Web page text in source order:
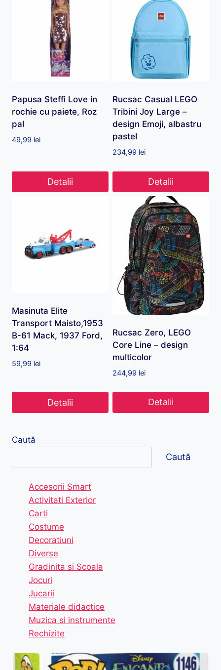
Papusa Steffi Love in
rochie cu paiete, Roz
pal
49,99 lei
Detalii
Rucsac Casual LEGO
Tribini Joy Large –
design Emoji, albastru
pastel
234,99 lei
Detalii
Masinuta Elite
Transport Maisto,1953
B-61 Mack, 1937 Ford,
1:64
59,99 lei
Detalii
Rucsac Zero, LEGO
Core Line – design
multicolor
244,99 lei
Detalii
Caută
Caută
Accesorii Smart
Activitati Exterior
Carti
Costume
Decoratiuni
Diverse
Gradinita si Scoala
Jocuri
Jucarii
Materiale didactice
Muzica si instrumente
Rechizite